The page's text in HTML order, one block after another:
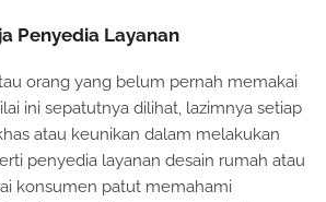
Penyedia Layanan
orang yang belum pernah memakai
ini sepatutnya dilihat, lazimnya setiap
atau keunikan dalam melakukan
penyedia layanan desain rumah atau
konsumen patut memahami